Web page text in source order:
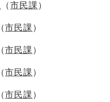
市民課
市民課
市民課
市民課
市民課